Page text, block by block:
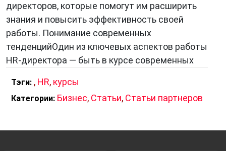
HR играет неоспоримую роль в развитии
компании:
Улучшение кадрового потенциала.
Правильный подбор сотрудников и
компании иметь конкурентное
преимущество.
директоров, которые помогут им расширить
знания и повысить эффективность своей
работы. Понимание современных
тенденцийОдин из ключевых аспектов работы
HR-директора — быть в курсе современных
Тэги: , HR, курсы
Категории: Бизнес, Статьи, Статьи партнеров